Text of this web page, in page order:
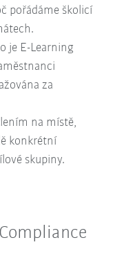
pořádáme školicí
je E-Learning
za
na místě,
konkrétní
skupiny.